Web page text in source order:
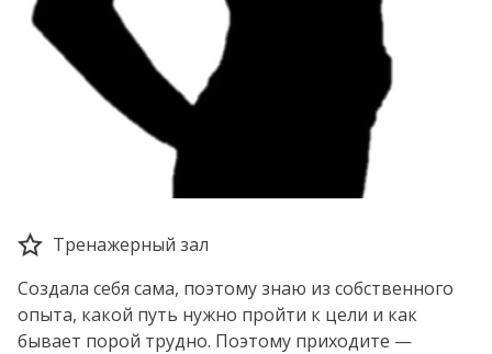
Тренажерный зал
Создала себя сама, поэтому знаю из собственного
опыта, какой путь нужно пройти к цели и как
бывает порой трудно. Поэтому приходите —